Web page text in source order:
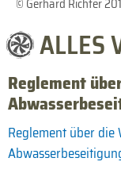
© Gerhard Richter
ALLES
Reglement
Reglement über